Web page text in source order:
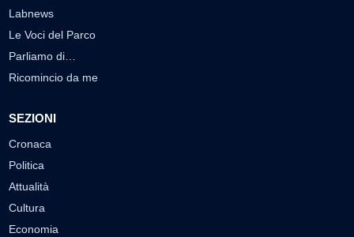
Labnews
Le Voci del Parco
Parliamo di…
Ricomincio da me
SEZIONI
Cronaca
Politica
Attualità
Cultura
Economia